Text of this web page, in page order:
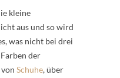
kleine
aus und so wird
was nicht bei drei
der
Schuhe, über